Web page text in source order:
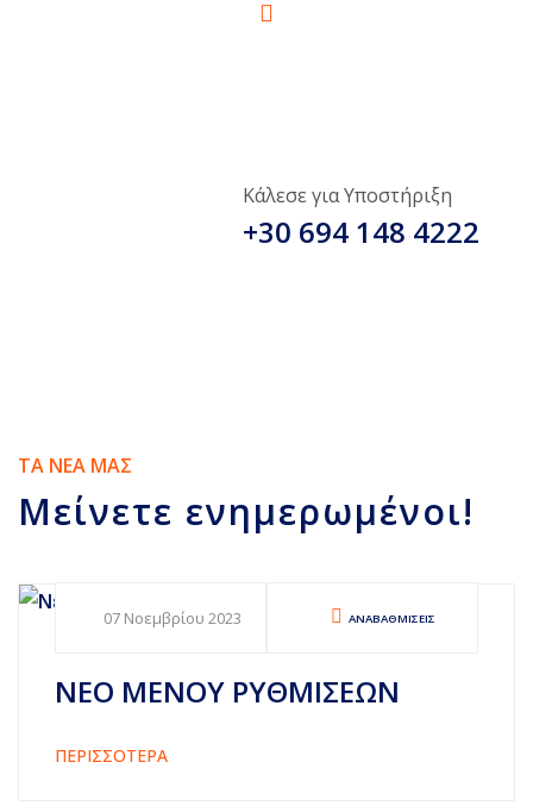
Κάλεσε για Υποστήριξη
+30 694 148 4222
ΤΑ ΝΕΑ ΜΑΣ
Μείνετε ενημερωμένοι!
NΈΟ MΕΝΟΎ ΡΥΘΜΊΣΕΩΝ
07 Νοεμβρίου 2023 ΑΝΑΒΑΘΜΊΣΕΙΣ
ΠΕΡΙΣΣΟΤΕΡΑ